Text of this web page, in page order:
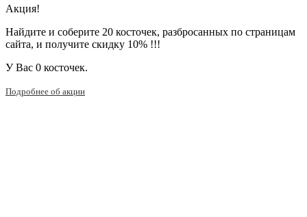
Акция!
Найдите и соберите 20 косточек, разбросанных по страницам
сайта, и получите скидку 10% !!!
У Вас 0 косточек.
Подробнее об акции